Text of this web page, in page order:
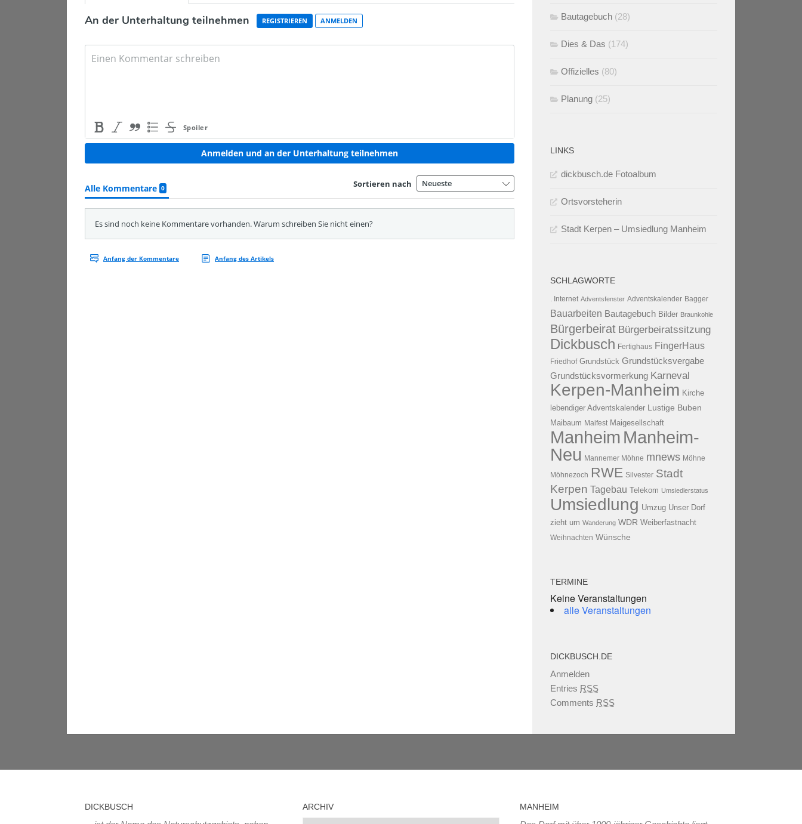
Bautagebuch (28)
Dies & Das (174)
Offizielles (80)
Planung (25)
LINKS
dickbusch.de Fotoalbum
Ortsvorsteherin
Stadt Kerpen – Umsiedlung Manheim
SCHLAGWORTE
. Internet Adventsfenster Adventskalender Bagger
Bauarbeiten Bautagebuch Bilder Braunkohle
Bürgerbeirat Bürgerbeiratssitzung
Dickbusch Fertighaus FingerHaus
Friedhof Grundstück Grundstücksvergabe
Grundstücksvormerkung Karneval
Kerpen-Manheim Kirche
lebendiger Adventskalender Lustige Buben
Maibaum Maifest Maigesellschaft
Manheim Manheim-
Neu Mannemer Möhne mnews Möhne
Möhnezoch RWE Silvester Stadt
Kerpen Tagebau Telekom Umsiedlerstatus
Umsiedlung Umzug Unser Dorf
zieht um Wanderung WDR Weiberfastnacht
Weihnachten Wünsche
TERMINE
Keine Veranstaltungen
alle Veranstaltungen
DICKBUSCH.DE
Anmelden
Entries RSS
Comments RSS
DICKBUSCH ARCHIV MANHEIM